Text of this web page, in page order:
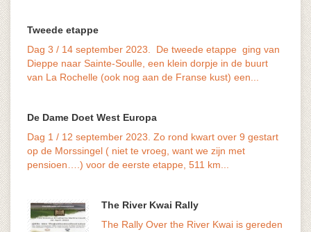
Tweede etappe
Dag 3 / 14 september 2023. De tweede etappe ging van
Dieppe naar Sainte-Soulle, een klein dorpje in de buurt
van La Rochelle (ook nog aan de Franse kust) een...
De Dame Doet West Europa
Dag 1 / 12 september 2023. Zo rond kwart over 9 gestart
op de Morssingel ( niet te vroeg, want we zijn met
pensioen….) voor de eerste etappe, 511 km...
The River Kwai Rally
The Rally Over the River Kwai is gereden
het